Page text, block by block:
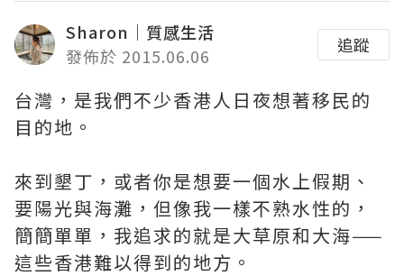
Sharon｜質感生活
發佈於 2015.06.06
追蹤
台灣，是我們不少香港人日夜想著移民的
目的地。
來到墾丁，或者你是想要一個水上假期、
要陽光與海灘，但像我一樣不熟水性的，
簡簡單單，我追求的就是大草原和大海——
這些香港難以得到的地方。